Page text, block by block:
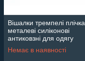
Вішалки тремпелі плічка
металеві силіконові
антиковзні для одягу
блакитні, 40 см, 10 шт.
Немає в наявності